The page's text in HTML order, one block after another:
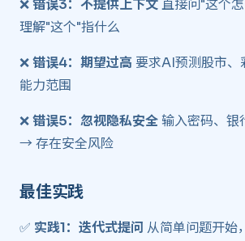
❌错误3：不提供上下文直接问"这个
理解"这个"指什么
❌错误4：期望过高 要求AI预测股市
能力范围
❌错误5：忽视隐私安全输入密码、银
→ 存在安全风险
最佳实践 ​
✅ 实践1：迭代式提问 从简单问题开始